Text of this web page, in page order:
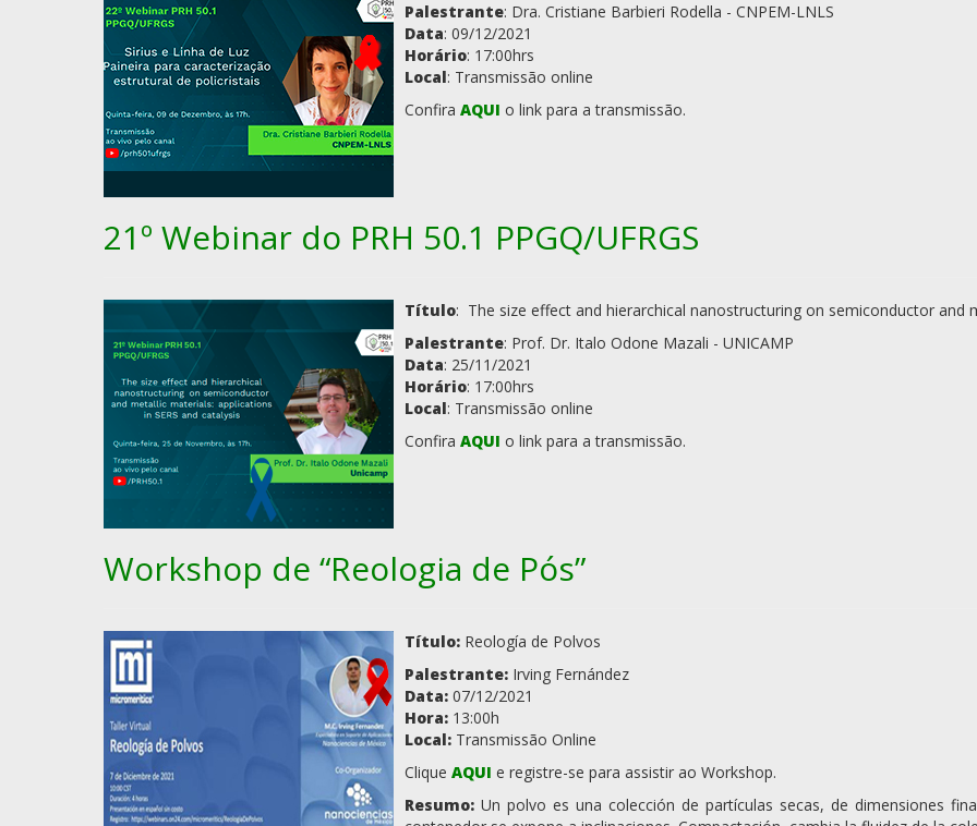
Palestrante: Dra. Cristiane Barbieri Rodella - CNPEM-LNLS
Data: 09/12/2021
Horário: 17:00hrs
Local: Transmissão online
Confira AQUI o link para a transmissão.
21º Webinar do PRH 50.1 PPGQ/UFRGS
Título: The size effect and hierarchical nanostructuring on semiconductor and
Palestrante: Prof. Dr. Italo Odone Mazali - UNICAMP
Data: 25/11/2021
Horário: 17:00hrs
Local: Transmissão online
Confira AQUI o link para a transmissão.
Workshop de “Reologia de Pós”
Título: Reología de Polvos
Palestrante: Irving Fernández
Data: 07/12/2021
Hora: 13:00h
Local: Transmissão Online
Clique AQUI e registre-se para assistir ao Workshop.
Resumo: Un polvo es una colección de partículas secas, de dimensiones